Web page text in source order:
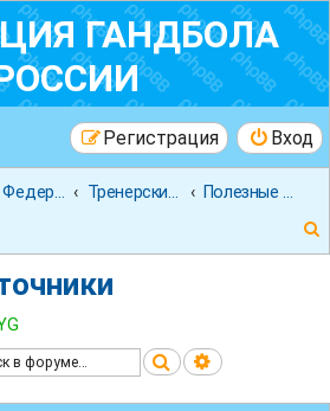
ГАНДБОЛА
Вход
Регистрация
Поиск